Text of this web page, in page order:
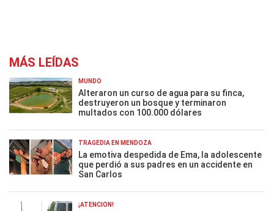
MÁS LEÍDAS
MUNDO
Alteraron un curso de agua para su finca,
destruyeron un bosque y terminaron
multados con 100.000 dólares
TRAGEDIA EN MENDOZA
La emotiva despedida de Ema, la adolescente
que perdió a sus padres en un accidente en
San Carlos
¡ATENCIÓN!